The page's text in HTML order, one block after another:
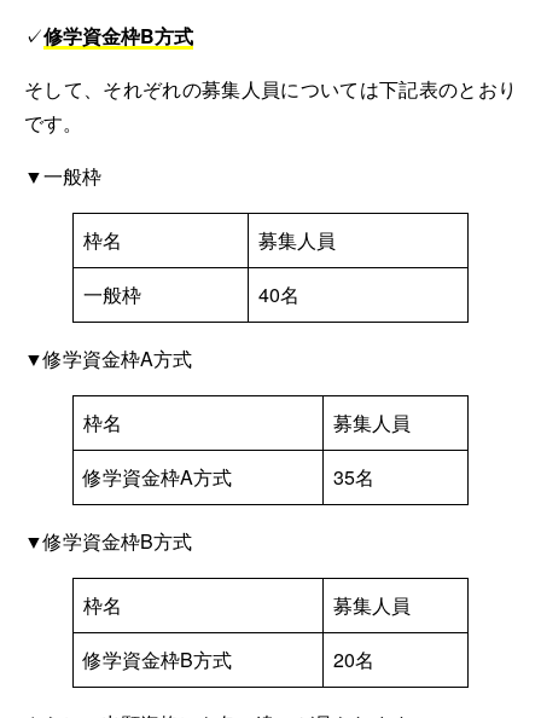
✓修学資金枠B方式
そして、それぞれの募集人員については下記表のとおり
です。
▼一般枠
枠名
募集人員
一般枠
40名
▼修学資金枠A方式
枠名
募集人員
修学資金枠A方式
35名
▼修学資金枠B方式
枠名
募集人員
修学資金枠B方式
20名